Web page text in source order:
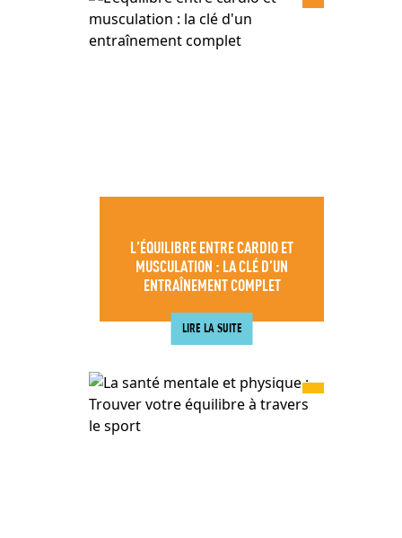
L’ÉQUILIBRE ENTRE CARDIO ET
MUSCULATION : LA CLÉ D’UN
ENTRAÎNEMENT COMPLET
LIRE LA SUITE